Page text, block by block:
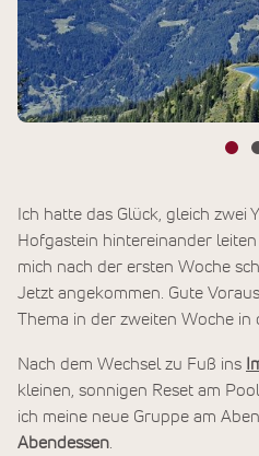
Ich hatte das Glück, gleich zwei
Hofgastein hintereinander
mich nach der ersten Woche
Jetzt angekommen. Gute
Thema in der zweiten Woche in
Nach dem Wechsel zu Fuß ins
kleinen, sonnigen Reset am
ich meine neue Gruppe am
Abendessen